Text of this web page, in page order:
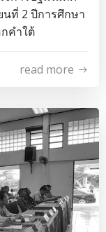
นที่ 2 ปีการศึกษา
คำใต้
read more